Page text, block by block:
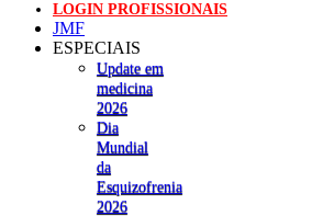
LOGIN PROFISSIONAIS
JMF
ESPECIAIS
Update em
medicina
2026
Dia
Mundial
da
Esquizofrenia
2026